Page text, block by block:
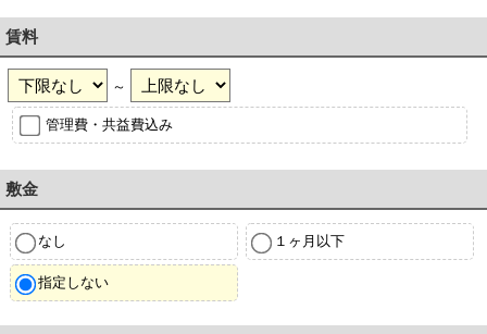
賃料
～
管理費・共益費込み
敷金
なし １ヶ月以下
指定しない